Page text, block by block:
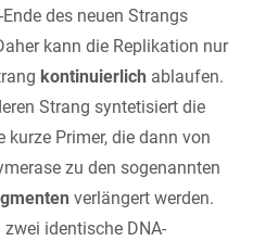
des neuen Strangs
kann die Replikation nur
kontinuierlich ablaufen.
Strang syntetisiert die
kurze Primer, die dann von
zu den sogenannten
verlängert werden.
zwei identische DNA-